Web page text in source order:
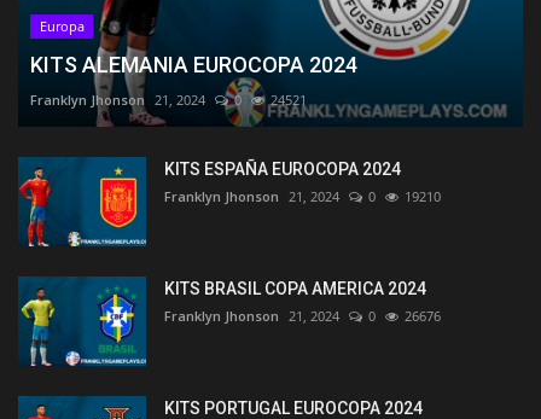
Europa
KITS ALEMANIA EUROCOPA 2024
Franklyn Jhonson 21, 2024 0 24521
KITS ESPAÑA EUROCOPA 2024
Franklyn Jhonson 21, 2024 0 19210
KITS BRASIL COPA AMERICA 2024
Franklyn Jhonson 21, 2024 0 26676
KITS PORTUGAL EUROCOPA 2024